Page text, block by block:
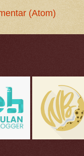
(Atom)